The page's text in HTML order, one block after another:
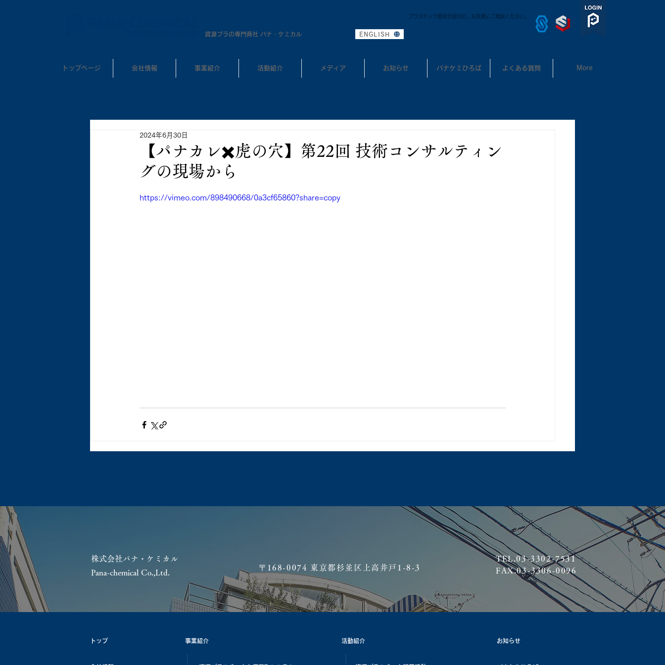
​資源プラの専門商社 パナ・ケミカル ENGLISH
プラスチック買取全国対応。お気軽にご相談ください。
トップページ 会社情報 事業紹介 活動紹介 メディア お知らせ パナケミひろば よくある質問 More
【パナカレ✖️虎の穴】第22回 技術コンサルティン
グの現場から
2024年6月30日
https://vimeo.com/898490668/0a3cf65860?share=copy
株式会社パナ・ケミカル
Pana-chemical Co.,Ltd.
​〒168-0074 東京都杉並区上高井戸1-8-3
TEL.03-3302-7531
FAX.03-3306-0096
トップ 事業紹介 活動紹介 お知らせ